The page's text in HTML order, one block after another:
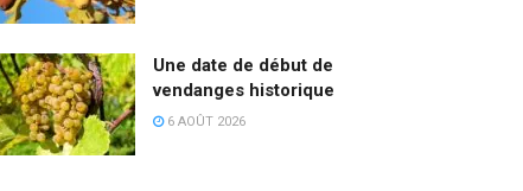
Une date de début de
vendanges historique
6 AOÛT 2026